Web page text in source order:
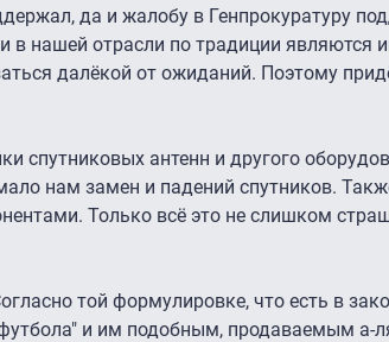
да и жалобу в Генпрокуратуру
в нашей отрасли по традиции являются
далёкой от ожиданий. Поэтому
спутниковых антенн и другого
нам замен и падений спутников.
Только всё это не слишком
той формулировке, что есть в
и им подобным, продаваемым а-